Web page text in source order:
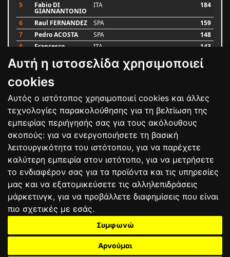
Αυτή η ιστοσελίδα χρησιμοποιεί
cookies
Αυτός ο ιστότοπος χρησιμοποιεί cookies και άλλες
τεχνολογίες παρακολούθησης για τη βελτίωση της
εμπειρίας περιήγησής σας για τους ακόλουθους
σκοπούς: για να ενεργοποιήσετε τη βασική
λειτουργικότητα του ιστότοπου, για να παρέχετε
καλύτερη εμπειρία στον ιστότοπο, για να μετρήσετε
το ενδιαφέρον σας για τα προϊόντα και τις υπηρεσίες
μας και να εξατομικεύσετε τις αλληλεπιδράσεις
μάρκετινγκ, για να προβάλλετε διαφημίσεις που είναι
πιο σχετικές με εσάς.
Συμφωνώ
Αρνούμαι
5
Fabio DI
GIANNANTONIO
ITA 184
6 Raul FERNANDEZ SPA
159
7
Pedro ACOSTA SPA
148
8
Francesco ITA 143
9 Alex MARQUEZ SPA
Luca MARINI
Bαθμολογία
ΟΡΟΙ ΧΡΗΣΗΣΠΟΛΙΤΙΚΗ ΠΡΟΣΤΑΣΙΑΣ
ΑΓΩΝΕΣΑΠΟΤΕΛΕΣΜΑΤΑΑΓΟΡΑ